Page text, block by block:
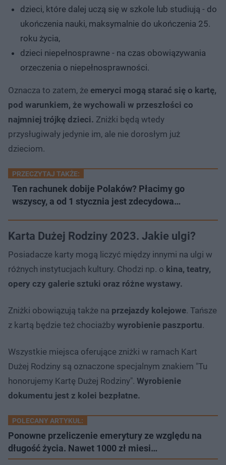
dzieci, które dalej uczą się w szkole lub studiują - do
ukończenia nauki, maksymalnie do ukończenia 25.
roku życia,
dzieci niepełnosprawne - na czas obowiązywania
orzeczenia o niepełnosprawności.
Oznacza to zatem, że emeryci mogą starać się o kartę,
pod warunkiem, że wychowali w przeszłości co
najmniej trójkę dzieci. Zniżki będą wtedy
przysługiwały jedynie im, ale nie dorosłym już
dzieciom.
PRZECZYTAJ TAKŻE:
Ten rachunek dobije Polaków? Płacimy go
wszyscy, a od 1 stycznia jest zdecydowa…
Karta Dużej Rodziny 2023. Jakie ulgi?
Posiadacze karty mogą liczyć między innymi na ulgi w
różnych instytucjach kultury. Chodzi np. o kina, teatry,
opery czy galerie sztuki oraz różne wystawy.
Zniżki obowiązują także na przejazdy kolejowe. Tańsze
z kartą będzie też chociażby wyrobienie paszportu.
Wszystkie miejsca oferujące zniżki w ramach Kart
Dużej Rodziny są oznaczone specjalnym znakiem "Tu
honorujemy Kartę Dużej Rodziny". Wyrobienie
dokumentu jest z kolei bezpłatne.
POLECANY ARTYKUŁ:
Ponowne przeliczenie emerytury ze względu na
długość życia. Nawet 1000 zł miesi…